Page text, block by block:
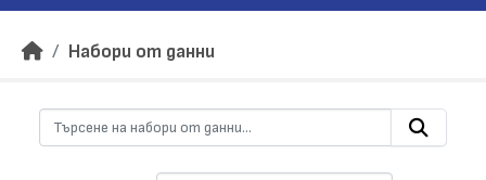
Набори от данни